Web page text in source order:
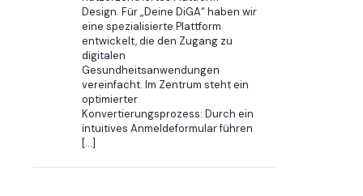
Design. Für „Deine DiGA“ haben wir
eine spezialisierte Plattform
entwickelt, die den Zugang zu
digitalen
Gesundheitsanwendungen
vereinfacht. Im Zentrum steht ein
optimierter
Konvertierungsprozess: Durch ein
intuitives Anmeldeformular führen
[…]